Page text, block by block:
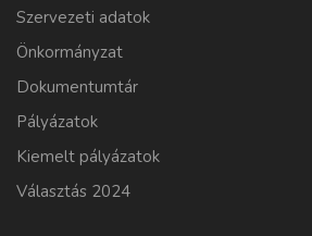
Szervezeti adatok
Önkormányzat
Dokumentumtár
Pályázatok
Kiemelt pályázatok
Választás 2024